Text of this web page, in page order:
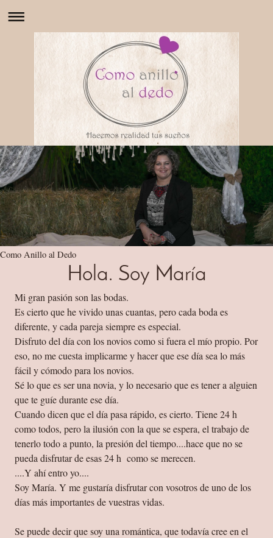
Como Anillo al Dedo
Hola. Soy María
Mi gran pasión son las bodas.
Es cierto que he vivido unas cuantas, pero cada boda es
diferente, y cada pareja siempre es especial.
Disfruto del día con los novios como si fuera el mío propio. Por
eso, no me cuesta implicarme y hacer que ese día sea lo más
fácil y cómodo para los novios.
Sé lo que es ser una novia, y lo necesario que es tener a alguien
que te guíe durante ese día.
Cuando dicen que el día pasa rápido, es cierto. Tiene 24 h
como todos, pero la ilusión con la que se espera, el trabajo de
tenerlo todo a punto, la presión del tiempo....hace que no se
pueda disfrutar de esas 24 h como se merecen.
....Y ahí entro yo....
Soy María. Y me gustaría disfrutar con vosotros de uno de los
días más importantes de vuestras vidas.
Se puede decir que soy una romántica, que todavía cree en el